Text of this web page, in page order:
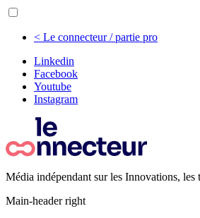
< Le connecteur / partie pro
Linkedin
Facebook
Youtube
Instagram
Média indépendant sur les Innovations, les
Main-header right